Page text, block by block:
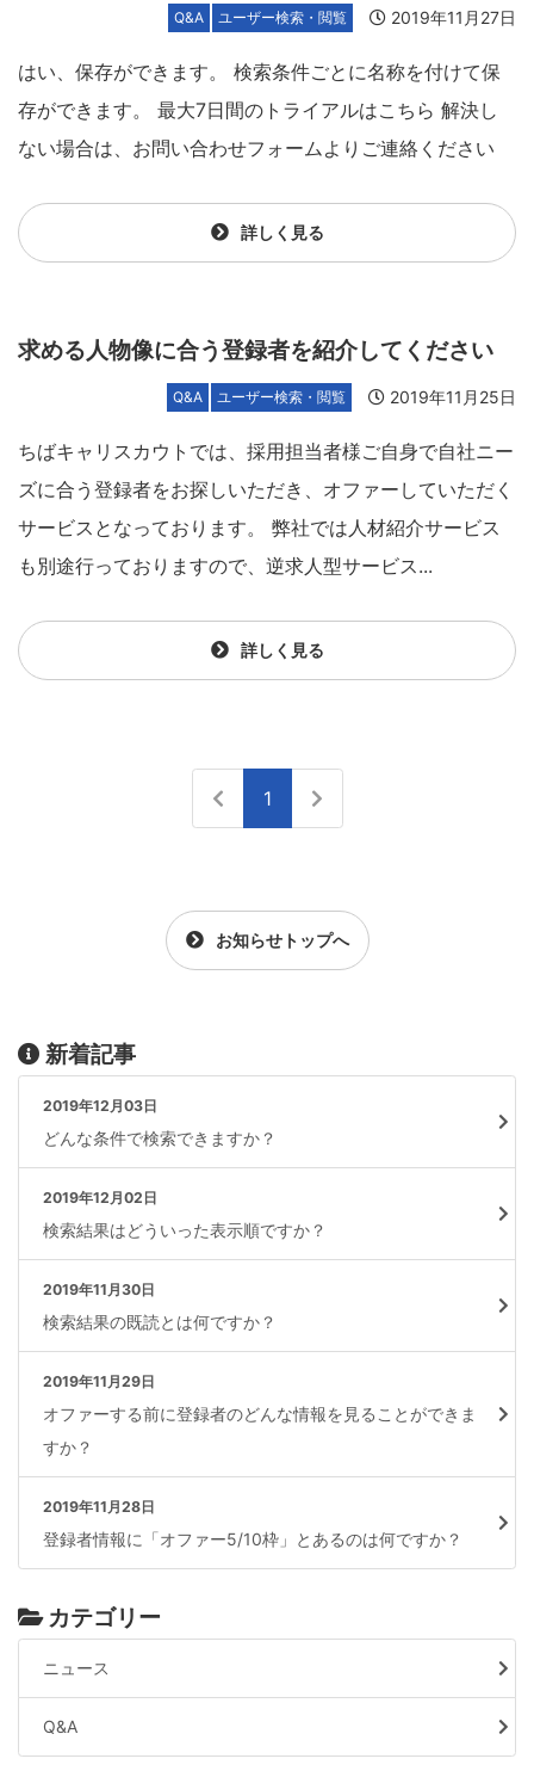
Q&A ユーザー検索・閲覧 2019年11月27日
はい、保存ができます。 検索条件ごとに名称を付けて保
存ができます。 最大7日間のトライアルはこちら 解決し
ない場合は、お問い合わせフォームよりご連絡ください
詳しく見る
求める人物像に合う登録者を紹介してください
Q&A ユーザー検索・閲覧 2019年11月25日
ちばキャリスカウトでは、採用担当者様ご自身で自社ニー
ズに合う登録者をお探しいただき、オファーしていただく
サービスとなっております。 弊社では人材紹介サービス
も別途行っておりますので、逆求人型サービス...
詳しく見る
1
お知らせトップへ
新着記事
2019年12月03日
どんな条件で検索できますか？
2019年12月02日
検索結果はどういった表示順ですか？
2019年11月30日
検索結果の既読とは何ですか？
2019年11月29日
オファーする前に登録者のどんな情報を見ることができま
すか？
2019年11月28日
登録者情報に「オファー5/10枠」とあるのは何ですか？
カテゴリー
ニュース
Q&A